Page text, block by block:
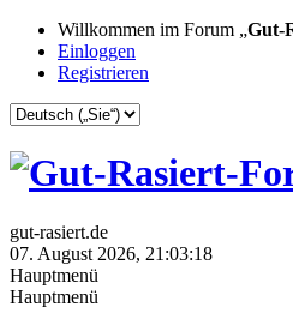
Willkommen im Forum „Gut-
Einloggen
Registrieren
gut-rasiert.de
07. August 2026, 21:03:18
Hauptmenü
Hauptmenü